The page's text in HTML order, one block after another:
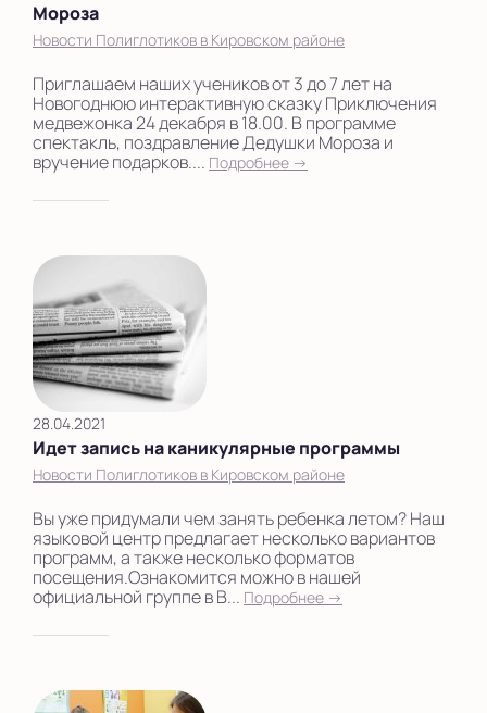
Мороза
Новости Полиглотиков в Кировском районе
Приглашаем наших учеников от 3 до 7 лет на
Новогоднюю интерактивную сказку Приключения
медвежонка 24 декабря в 18.00. В программе
спектакль, поздравление Дедушки Мороза и
вручение подарков.... Подробнее →
28.04.2021
Идет запись на каникулярные программы
Новости Полиглотиков в Кировском районе
Вы уже придумали чем занять ребенка летом? Наш
языковой центр предлагает несколько вариантов
программ, а также несколько форматов
посещения.Ознакомится можно в нашей
официальной группе в В... Подробнее →